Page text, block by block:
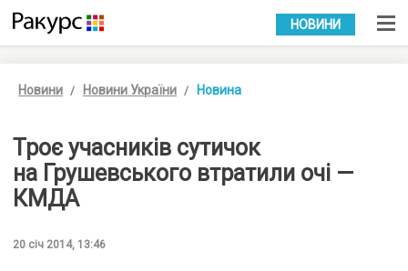
УКР РУС
НОВИНИ
Новини Новини України Новина
Троє учасників сутичок
на Грушевського втратили очі —
КМДА
20 січ 2014, 13:46